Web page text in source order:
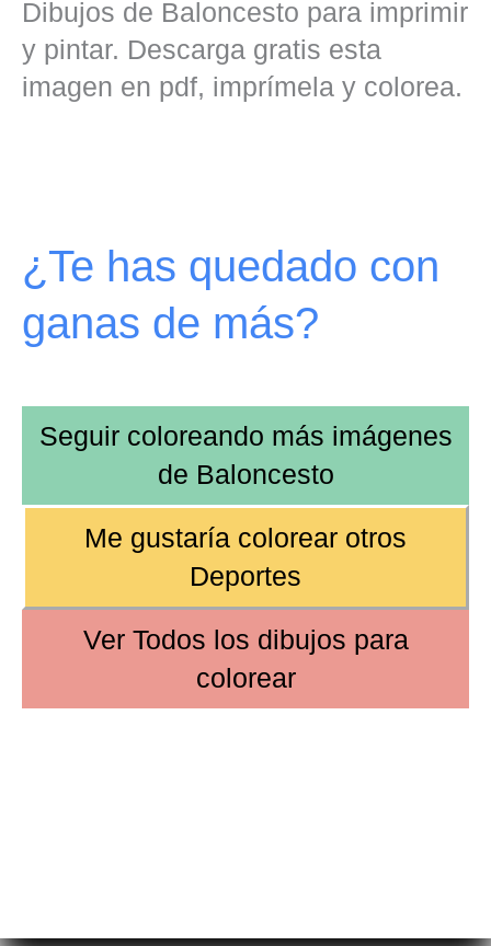
Dibujos de Baloncesto para imprimir
y pintar. Descarga gratis esta
imagen en pdf, imprímela y colorea.
¿Te has quedado con
ganas de más?
Seguir coloreando más imágenes
de Baloncesto
Me gustaría colorear otros
Deportes
Ver Todos los dibujos para
colorear